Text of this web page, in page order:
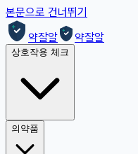
본문으로 건너뛰기
약잘알
약잘알
상호작용 체크
의약품